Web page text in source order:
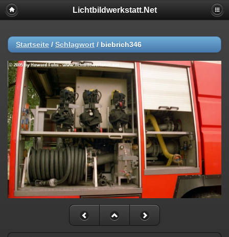
Lichtbildwerkstatt.Net
Startseite / Schlagwort / biebrich346